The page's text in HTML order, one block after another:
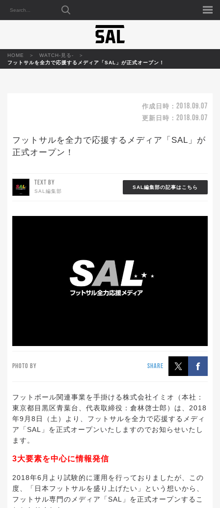
HOME
WATCH-見る-
フットサルを全力で応援するメディア「SAL」が正式オープン！
作成日時： 2018.09.07
更新日時： 2018.09.07
フットサルを全力で応援するメディア「SAL」が
正式オープン！
TEXT BY
SAL編集部
SAL編集部の記事はこちら
PHOTO BY SHARE
フットボール関連事業を手掛ける株式会社イミオ（本社：
東京都目黒区青葉台、代表取締役：倉林啓士郎）は、2018
年9月8日（土）より、フットサルを全力で応援するメディ
ア「SAL」を正式オープンいたしますのでお知らせいたし
ます。
3大要素を中心に情報発信
2018年6月より試験的に運用を行っておりましたが、この
度、「日本フットサルを盛り上げたい」という想いから、
フットサル専門のメディア「SAL」を正式オープンするこ